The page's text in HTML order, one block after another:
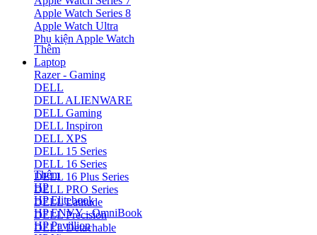
Apple Watch Series 8
Apple Watch Ultra
Phụ kiện Apple Watch
Thêm
Laptop
Razer - Gaming
DELL
DELL ALIENWARE
DELL Gaming
DELL Inspiron
DELL XPS
DELL 15 Series
DELL 16 Series
DELL 16 Plus Series
DELL PRO Series
DELL Latitude
DELL Precision
DELL Detachable
Thêm
HP
HP Elitebook
HP ENVY - OmniBook
HP Pavillion